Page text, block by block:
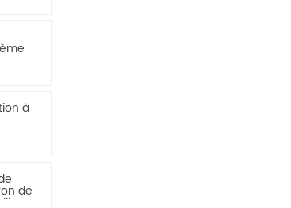
à
ml
de